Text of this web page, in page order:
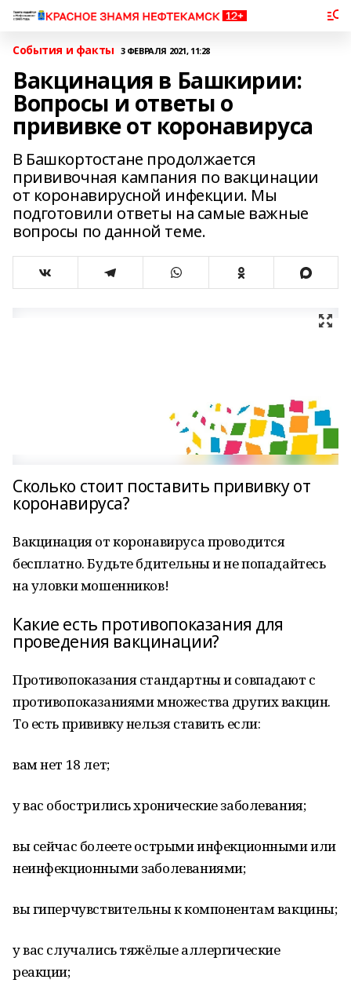
События и факты 3 ФЕВРАЛЯ 2021, 11:28
Вакцинация в Башкирии:
Вопросы и ответы о
прививке от коронавируса
В Башкортостане продолжается
прививочная кампания по вакцинации
от коронавирусной инфекции. Мы
подготовили ответы на самые важные
вопросы по данной теме.
Сколько стоит поставить прививку от
коронавируса?
Вакцинация от коронавируса проводится
бесплатно. Будьте бдительны и не попадайтесь
на уловки мошенников!
Какие есть противопоказания для
проведения вакцинации?
Противопоказания стандартны и совпадают с
противопоказаниями множества других вакцин.
То есть прививку нельзя ставить если:
вам нет 18 лет;
у вас обострились хронические заболевания;
вы сейчас болеете острыми инфекционными или
неинфекционными заболеваниями;
вы гиперчувствительны к компонентам вакцины;
у вас случались тяжёлые аллергические
реакции;